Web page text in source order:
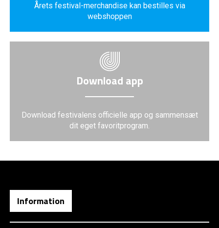
Årets festival-merchandise kan bestilles via
webshoppen
Download app
Download festivalens officielle app og sammensæt
dit eget favoritprogram.
Information